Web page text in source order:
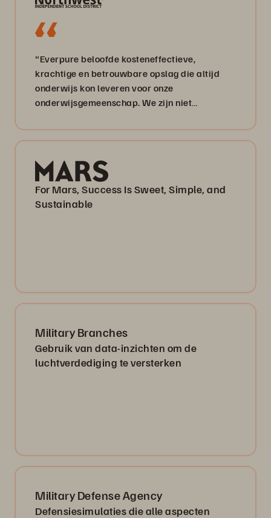
"Everpure beloofde kosteneffectieve,
krachtige en betrouwbare opslag die altijd
onderwijs kon leveren voor onze
onderwijsgemeenschap. We zijn niet
For Mars, Success Is Sweet, Simple, and
Sustainable
Military Branches
Gebruik van data-inzichten om de
luchtverdediging te versterken
Military Defense Agency
Defensiesimulaties die alle aspecten